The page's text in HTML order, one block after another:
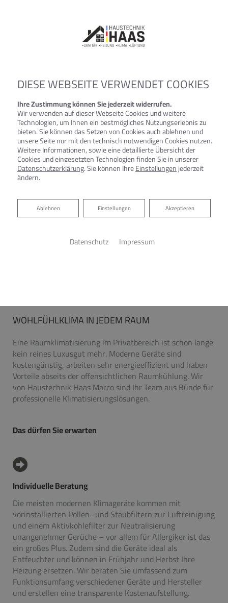
WOHLFÜHLKLIMA IN JEDEM RAUM
Eine Raumklimatisierung im Privatbereich ist schon lange
kein reines Luxusgut mehr. Moderne Geräte sind
kostengünstig, arbeiten sehr energieeffizient und haben
Vorteile abseits der offensichtlichen Raumkühlung. Wir
von Haustechnik Haas Marco sind Ihr Team aus Bünde für
professionelle Klimatisierungslösungen.
Das dürfen Sie erwarten
Individuelle Beratung
Die meisten modernen Klimageräte kommen mit
vorinstallierten Pollen- und Staubfiltern zur Luftreinigung
und einem Aktivkohlefilter zur Neutralisierung
unangenehmer Gerüche – vor allem für Allergiker ist das
ein großes Plus. Zudem sind die Geräte ideal als
Entfeuchter und können in Frühjahr und Herbst Ihre
Heizung ersetzen. Wir beraten Sie umfassend zum
Funktionsumfang verschiedener Geräte und Hersteller
und erstellen eine transparente Kostenaufstellung.
DIESE WEBSEITE VERWENDET COOKIES
Ihre Zustimmung können Sie jederzeit widerrufen.
Wir verwenden auf dieser Webseite Cookies und weitere
Technologien, um Ihnen ein bestmögliches Nutzungserlebnis zu
bieten. Sie können das Setzen von Cookies auch ablehnen und
unsere Seite nur mit den technisch notwendigen Cookies nutzen.
Weitere Informationen, sowie eine detaillierte Übersicht der
Cookies und eingesetzten Technologien finden Sie in unserer
Datenschutzerklärung. Sie können IhreEinstellungenjederzeit
ändern.
Akzeptieren
Einstellungen
Ablehnen
Ablehnen
Datenschutz Impressum